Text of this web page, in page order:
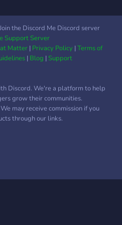
the Discord Me Discord server
Support Server
Matter| Privacy Policy|Terms of
| Blog |Support
Discord. We're a platform to help
grow their communities.
may receive commission if you
through our links.